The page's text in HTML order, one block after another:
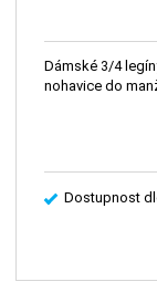
Dámské 3/4
nohavice do
Dostupnost